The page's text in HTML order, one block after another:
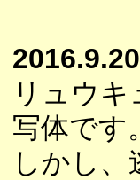
2016.9.20
リュウ
写体です。
しかし